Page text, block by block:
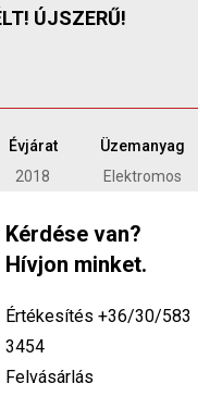
ÚJSZERŰ!
Évjárat
2018
Üzemanyag
Elektromos
Kérdése van?
Hívjon minket.
Értékesítés +36/30/583
3454
Felvásárlás